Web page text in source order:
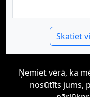
Skatiet
Ņemiet vērā, ka
nosūtīts jums,